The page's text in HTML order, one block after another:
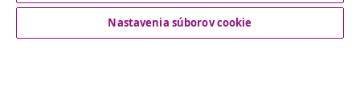
Obchodní partneri
Nastavenia súborov cookie